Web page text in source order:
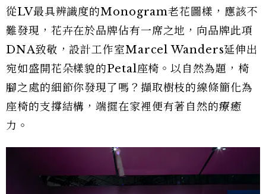
從LV最具辨識度的Monogram老花圖樣，應該不
難發現，花卉在於品牌佔有一席之地，向品牌此項
DNA致敬，設計工作室Marcel Wanders延伸出
宛如盛開花朵樣貌的Petal座椅。以自然為題，椅
腳之處的細節你發現了嗎？擷取樹枝的線條簡化為
座椅的支撐結構，端擺在家裡便有著自然的療癒
力。